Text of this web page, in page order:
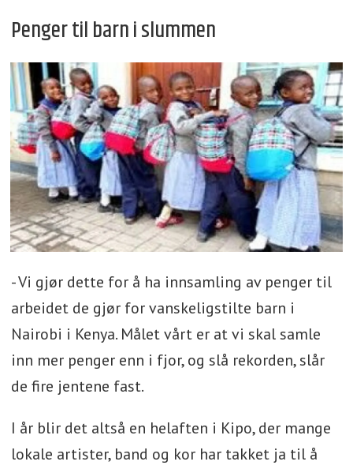
Penger til barn i slummen
- Vi gjør dette for å ha innsamling av penger til
arbeidet de gjør for vanskeligstilte barn i
Nairobi i Kenya. Målet vårt er at vi skal samle
inn mer penger enn i fjor, og slå rekorden, slår
de fire jentene fast.
I år blir det altså en helaften i Kipo, der mange
lokale artister, band og kor har takket ja til å